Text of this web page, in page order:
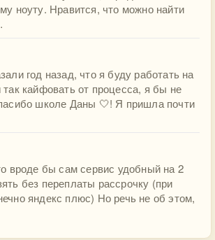
ноуту. Нравится, что можно найти
год назад, что я буду работать на
так кайфовать от процесса, я бы не
школе Даны 🤍! Я пришла почти
вроде бы сам сервис удобный на 2
без переплаты рассрочку (при
яндекс плюс) Но речь не об этом,